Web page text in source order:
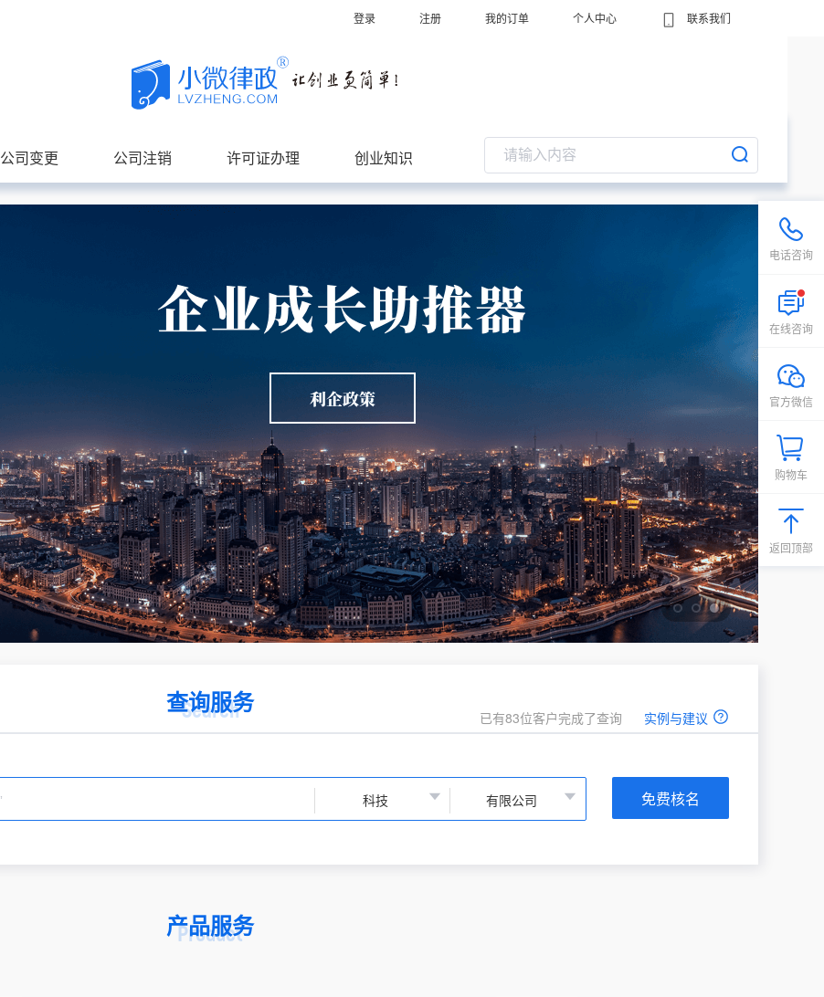
登录 注册 我的订单 个人中心 联系我们
公司变更 公司注销 许可证办理 创业知识
查询服务
Search 已有83位客户完成了查询 实例与建议
免费核名
产品服务
Product
电话咨询
在线咨询
官方微信
购物车
返回顶部